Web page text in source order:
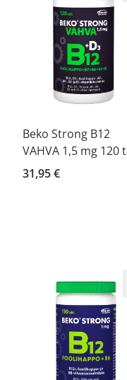
Beko Strong B12
VAHVA 1,5 mg 120
31,95 €